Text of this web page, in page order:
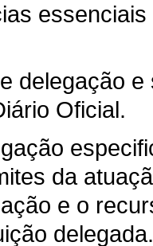
delegação
Oficial.
da
e o
delegada.